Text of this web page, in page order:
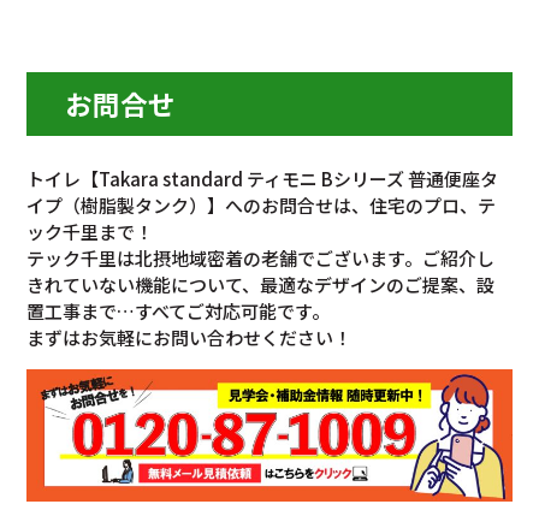
お問合せ
トイレ【Takara standard ティモニ Bシリーズ 普通便座タ
イプ（樹脂製タンク）】へのお問合せは、住宅のプロ、テ
ック千里まで！
テック千里は北摂地域密着の老舗でございます。ご紹介し
きれていない機能について、最適なデザインのご提案、設
置工事まで…すべてご対応可能です。
まずはお気軽にお問い合わせください！